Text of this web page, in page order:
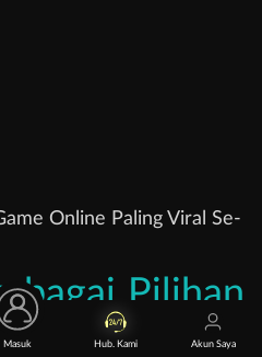
Online Paling Viral Se-
Pilihan
Paling
Masuk Hub. Kami Akun Saya